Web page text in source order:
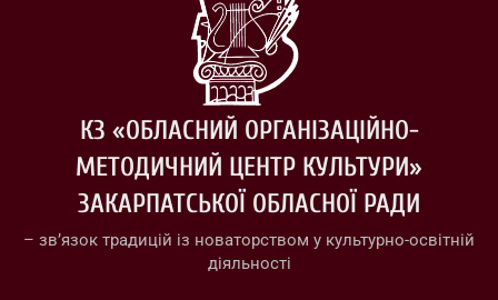
КЗ «ОБЛАСНИЙ ОРГАНІЗАЦІЙНО-
МЕТОДИЧНИЙ ЦЕНТР КУЛЬТУРИ»
ЗАКАРПАТСЬКОЇ ОБЛАСНОЇ РАДИ
– зв’язок традицій із новаторством у культурно-освітній
діяльності